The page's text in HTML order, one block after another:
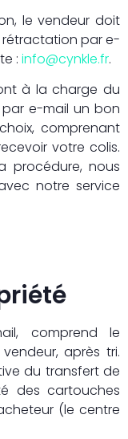
le vendeur doit
rétractation par e-
: info@cynkle.fr.
à la charge du
par e-mail un bon
comprenant
votre colis.
procédure, nous
notre service
comprend le
après tri.
du transfert de
des cartouches
(le centre